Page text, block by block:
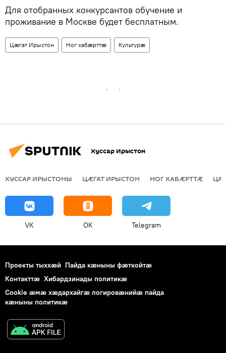
Для отобранных конкурсантов обучение и
проживание в Москве будет бесплатным.
Цӕгат Ирыстон Ног хабӕрттӕ Культурӕ
Хуссар Ирыстон
ХУССАР ИРЫСТОНЫ ЦӔГАТ ИРЫСТОН НОГ ХАБӔРТТӔ
VK OK Telegram
Проекты тыххӕй Пайда кӕныны фӕткойтӕ
Контакттӕ Хибардзинады политикæ
Cookie æмæ хæдархайгæ логировæнийæ пайда
кæныны политикæ